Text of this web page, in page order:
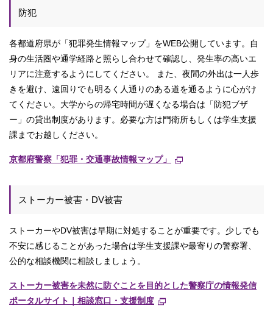
防犯
各都道府県が「犯罪発生情報マップ」をWEB公開しています。自
身の生活圏や通学経路と照らし合わせて確認し、発生率の高いエ
リアに注意するようにしてください。 また、夜間の外出は一人歩
きを避け、遠回りでも明るく人通りのある道を通るように心がけ
てください。大学からの帰宅時間が遅くなる場合は「防犯ブザ
ー」の貸出制度があります。必要な方は門衛所もしくは学生支援
課までお越しください。
京都府警察「犯罪・交通事故情報マップ」
ストーカー被害・DV被害
ストーカーやDV被害は早期に対処することが重要です。少しでも
不安に感じることがあった場合は学生支援課や最寄りの警察署、
公的な相談機関に相談しましょう。
ストーカー被害を未然に防ぐことを目的とした警察庁の情報発信
ポータルサイト｜相談窓口・支援制度